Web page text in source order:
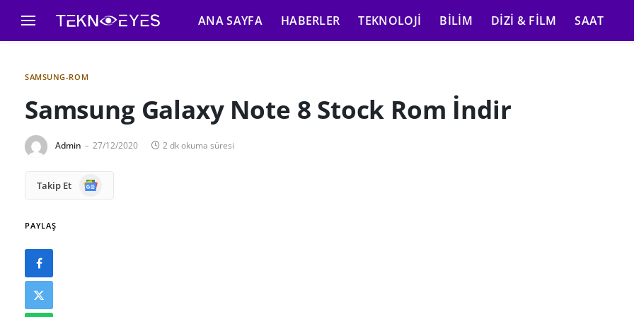
ANA SAYFA HABERLER TEKNOLOJI BILIM DIZI & FILM SAAT
SAMSUNG-ROM
Samsung Galaxy Note 8 Stock Rom İndir
Admin 27/12/2020 2 dk okuma süresi
Takip Et
Google
News
PAYLAŞ